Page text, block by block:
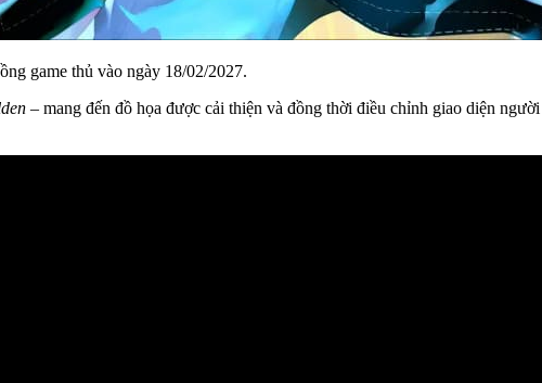
game thủ vào ngày 18/02/2027.
– mang đến đồ họa được cải thiện và đồng thời điều chỉnh giao diện